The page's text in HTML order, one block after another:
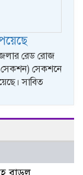
রেড রোজ
সেকশন) সেকশনে
সাবিত